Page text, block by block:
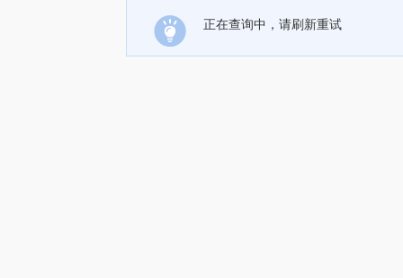
正在查询中，请刷新重试